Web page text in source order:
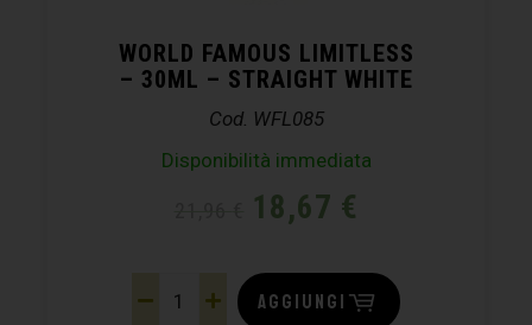
WORLD FAMOUS LIMITLESS
– 30ML – STRAIGHT WHITE
Cod. WFL085
Disponibilità immediata
18,67 €
AGGIUNGI